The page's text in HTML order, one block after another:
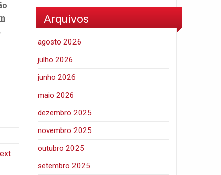
Arquivos
agosto 2026
julho 2026
junho 2026
maio 2026
dezembro 2025
novembro 2025
outubro 2025
setembro 2025